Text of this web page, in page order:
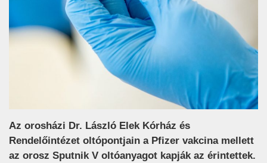
Az orosházi Dr. László Elek Kórház és
Rendelőintézet oltópontjain a Pfizer vakcina mellett
az orosz Sputnik V oltóanyagot kapják az érintettek.